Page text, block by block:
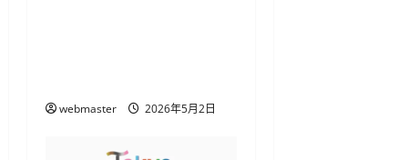
webmaster 2026年5月2日